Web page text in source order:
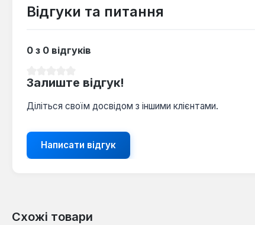
Відгуки та питання
0 з 0 відгуків
Залиште відгук!
Діліться своїм досвідом з іншими клієнтами.
Написати відгук
Схожі товари